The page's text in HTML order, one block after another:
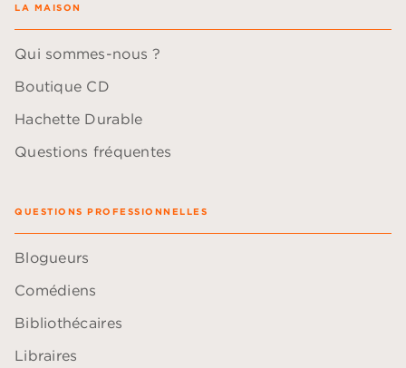
LA MAISON
Qui sommes-nous ?
Boutique CD
Hachette Durable
Questions fréquentes
QUESTIONS PROFESSIONNELLES
Blogueurs
Comédiens
Bibliothécaires
Libraires